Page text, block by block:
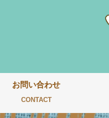
お問い合わせ
CONTACT